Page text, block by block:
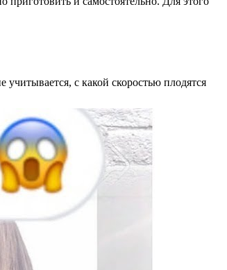
с какой скоростью плодятся